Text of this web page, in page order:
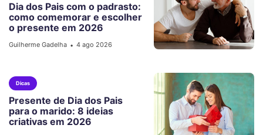
Dia dos Pais com o padrasto:
como comemorar e escolher
o presente em 2026
Guilherme Gadelha • 4 ago 2026
Dicas
Presente de Dia dos Pais
para o marido: 8 ideias
criativas em 2026